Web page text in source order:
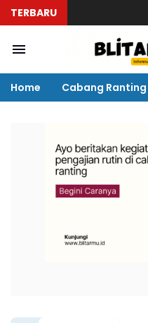
TERBARU
Home Cabang Ranting